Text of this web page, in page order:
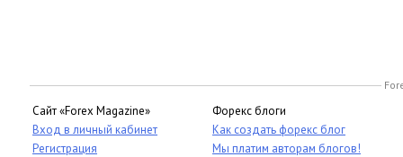
Сайт «Forex Magazine»
Вход в личный кабинет
Регистрация
Форекс блоги
Как создать форекс блог
Мы платим авторам блогов!